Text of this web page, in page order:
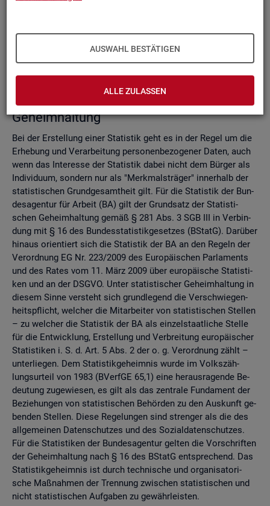
AUSWAHL BESTÄTIGEN
ALLE ZULASSEN
tung
Zell­sper­rungs­ver­fah­ren
Run­dungs­ver­fah­ren
Ver­gleich der Ver­fah­ren
Recht­li­che Grund­la­gen der sta­tis­ti­schen
Ge­heim­hal­tung
Bei der Er­stel­lung einer Sta­tis­tik geht es in der Regel um die
Er­he­bung und Ver­ar­bei­tung per­so­nen­be­zo­ge­ner Daten, auch
wenn das In­ter­es­se der Sta­tis­tik dabei nicht dem Bür­ger als
In­di­vi­du­um, son­dern nur als "Merk­mals­trä­ger" in­ner­halb der
sta­tis­ti­schen Grund­ge­samt­heit gilt. Für die Sta­tis­tik der Bun­
des­agen­tur für Ar­beit (BA) gilt der Grund­satz der Sta­tis­ti­
schen Ge­heim­hal­tung gemäß § 281 Abs. 3 SGB III in Ver­bin­
dung mit § 16 des Bun­des­sta­tis­tik­ge­set­zes (BStatG). Dar­über
hin­aus ori­en­tiert sich die Sta­tis­tik der BA an den Re­geln der
Ver­ord­nung EG Nr. 223/2009 des Eu­ro­päi­schen Par­la­ments
und des Rates vom 11. März 2009 über eu­ro­päi­sche Sta­tis­ti­
ken und an der DSGVO. Unter sta­tis­ti­scher Ge­heim­hal­tung in
die­sem Sinne ver­steht sich grund­le­gend die Ver­schwie­gen­
heits­pflicht, wel­cher die Mit­ar­bei­ter von sta­tis­ti­schen Stel­len
– zu wel­cher die Sta­tis­tik der BA als ein­zel­staat­li­che Stel­le
für die Ent­wick­lung, Er­stel­lung und Ver­brei­tung eu­ro­päi­scher
Sta­tis­ti­ken i. S. d. Art. 5 Abs. 2 der o. g. Ver­ord­nung zählt –
un­ter­lie­gen. Dem Sta­tis­tik­ge­heim­nis wurde im Volks­zäh­
lungs­ur­teil von 1983 (BVerf­GE 65,1) eine her­aus­ra­gen­de Be­
deu­tung zu­ge­wie­sen, es gilt als das zen­tra­le Fun­da­ment der
Be­zie­hun­gen von sta­tis­ti­schen Be­hör­den zu den Aus­kunft ge­
ben­den Stel­len. Diese Re­ge­lun­gen sind stren­ger als die des
all­ge­mei­nen Da­ten­schut­zes und des So­zi­al­da­ten­schut­zes.
Für die Sta­tis­ti­ken der Bun­des­agen­tur gel­ten die Vor­schrif­ten
der Ge­heim­hal­tung nach § 16 des BStatG ent­spre­chend. Das
Sta­tis­tik­ge­heim­nis ist durch tech­ni­sche und or­ga­ni­sa­to­ri­
sche Maß­nah­men der Tren­nung zwi­schen sta­tis­ti­schen und
nicht sta­tis­ti­schen Auf­ga­ben zu ge­währ­leis­ten.